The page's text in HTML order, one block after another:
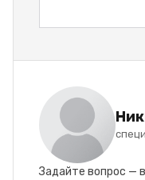
Задайте вопрос —